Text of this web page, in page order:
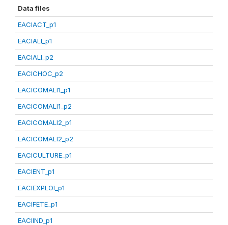
Data files
EACIACT_p1
EACIALI_p1
EACIALI_p2
EACICHOC_p2
EACICOMALI1_p1
EACICOMALI1_p2
EACICOMALI2_p1
EACICOMALI2_p2
EACICULTURE_p1
EACIENT_p1
EACIEXPLOI_p1
EACIFETE_p1
EACIIND_p1